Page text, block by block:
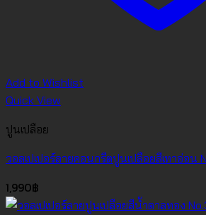
Add to Wishlist
Quick View
ปูนเปลือย
วอลเปเปอร์ลายคอนกรีตปูนเปลือยสีเทาอ่อน
1,990฿